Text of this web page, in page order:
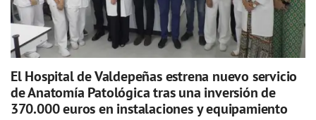
El Hospital de Valdepeñas estrena nuevo servicio
de Anatomía Patológica tras una inversión de
370.000 euros en instalaciones y equipamiento